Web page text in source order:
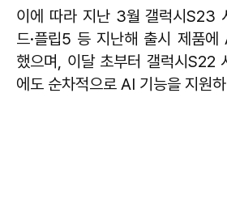
이에 따라 지난 3월 갤럭시S23
드·플립5 등 지난해 출시 제품
했으며, 이달 초부터 갤럭시S22
에도 순차적으로 AI 기능을 지원